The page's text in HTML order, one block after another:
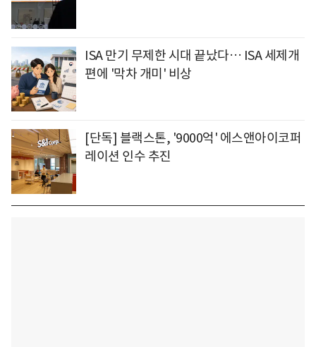
ISA 만기 무제한 시대 끝났다… ISA 세제개
편에 '막차 개미' 비상
[단독] 블랙스톤, '9000억' 에스앤아이코퍼
레이션 인수 추진